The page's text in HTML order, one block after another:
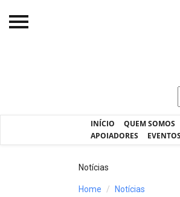
INÍCIO QUEM SOMOS
APOIADORES
EVENTOS
Notícias
Home Notícias